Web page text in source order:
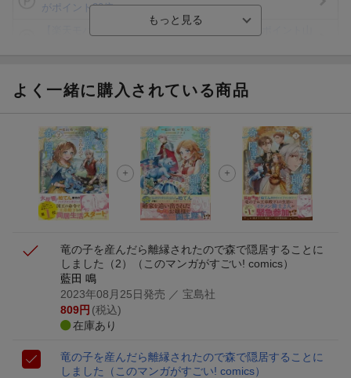
がポイント20倍
ト山分け
エントリー＆3,000円以上購入で無料データSIM（3GB/月プ
ラン）が当たる！
楽天モバイル紹介キャンペーンの拡散で300円OFFクーポン
進呈
よく一緒に購入されている商品
竜の子を産んだら離縁されたので森で隠居することに
しました（2）
（このマンガがすごい! comics）
藍田 鳴
2023年08月25日発売 ／ 宝島社
809円 (税込)
在庫あり
竜の子を産んだら離縁されたので森で隠居することに
しました
（このマンガがすごい! comics）